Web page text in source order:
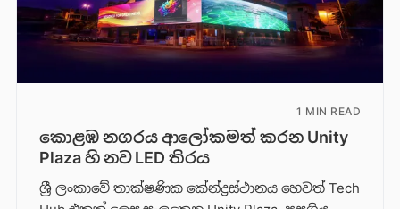
1 MIN READ
කොළඹ නගරය ආලෝකමත් කරන Unity
Plaza හි නව LED තිරය
ශ්‍රී ලංකාවේ තාක්ෂණික කේන්ද්‍රස්ථානය හෙවත් Tech